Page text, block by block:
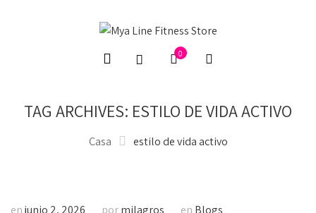
0
TAG ARCHIVES: ESTILO DE VIDA ACTIVO
Casa estilo de vida activo
enjunio 2, 2026 pormilagros en Blogs